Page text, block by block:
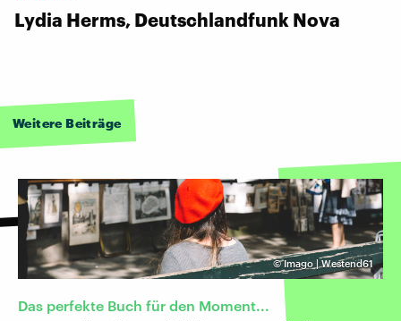
Lydia Herms, Deutschlandfunk Nova
Weitere Beiträge
©Imago | Westend61
Das perfekte Buch für den Moment...